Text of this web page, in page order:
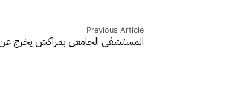
Previous Article
المستشفى الجامعي بمراكش